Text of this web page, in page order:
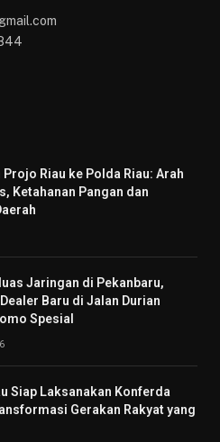
Projo Riau ke Polda Riau: Arah
Ketahanan Pangan dan
Jaringan di Pekanbaru,
Baru di Jalan Durian
Spesial
Siap Laksanakan Konferda
Gerakan Rakyat yang